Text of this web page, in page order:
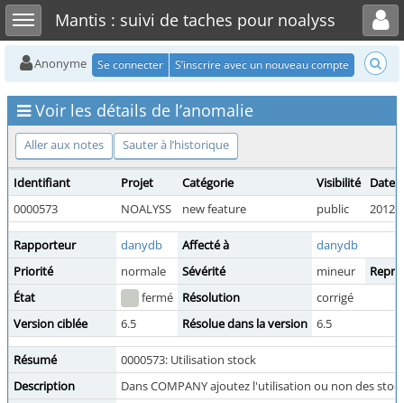
Toggle sidebarMantis : suivi de taches pour noalyss
Toggle user menu
Anonyme Se connecter S’inscrire avec un nouveau compte
Voir les détails de l’anomalie
Aller aux notes Sauter à l’historique
Identifiant Projet Catégorie Visibilité
Date
0000573
NOALYSS new feature public 2012-
Rapporteur danydb Affecté à
danydb
Priorité
normale Sévérité mineur
État
fermé Résolution
corrigé
Version ciblée
6.5 Résolue dans la version 6.5
Résumé
0000573: Utilisation stock
Description
Dans COMPANY ajoutez l'utilisation ou non des